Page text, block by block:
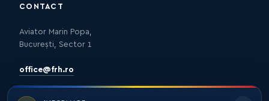
CONTACT
Aviator Marin Popa,
București, Sector 1
office@frh.ro